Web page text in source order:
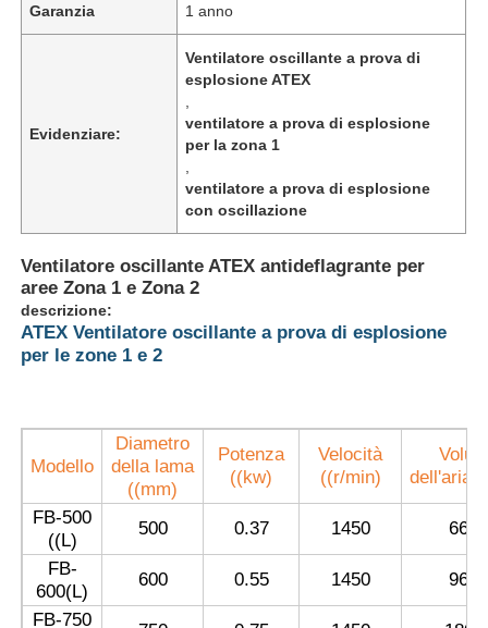
Prodotti
Chi siamo
Fatory Tour
Garanzia 1 anno
Evidenziare:
Ventilatore oscillante a prova di
esplosione ATEX
ventilatore a prova di esplosione
per la zona 1
ventilatore a prova di esplosione
con oscillazione
Ventilatore oscillante ATEX antideflagrante per
aree Zona 1 e Zona 2
descrizione:
ATEX Ventilatore oscillante a prova di esplosione
per le zone 1 e 2
Modello
Diametro
della lama
((mm)
Potenza
((kw)
Velocità
((r/min)
dell'aria
FB-500
((L)
500 0.37 1450
6600
FB-
600(L)
600 0.55 1450
9600
FB-750